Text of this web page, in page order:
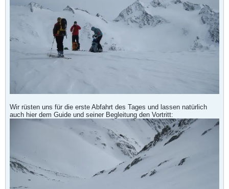
Wir rüsten uns für die erste Abfahrt des Tages und lassen natürlich
auch hier dem Guide und seiner Begleitung den Vortritt: